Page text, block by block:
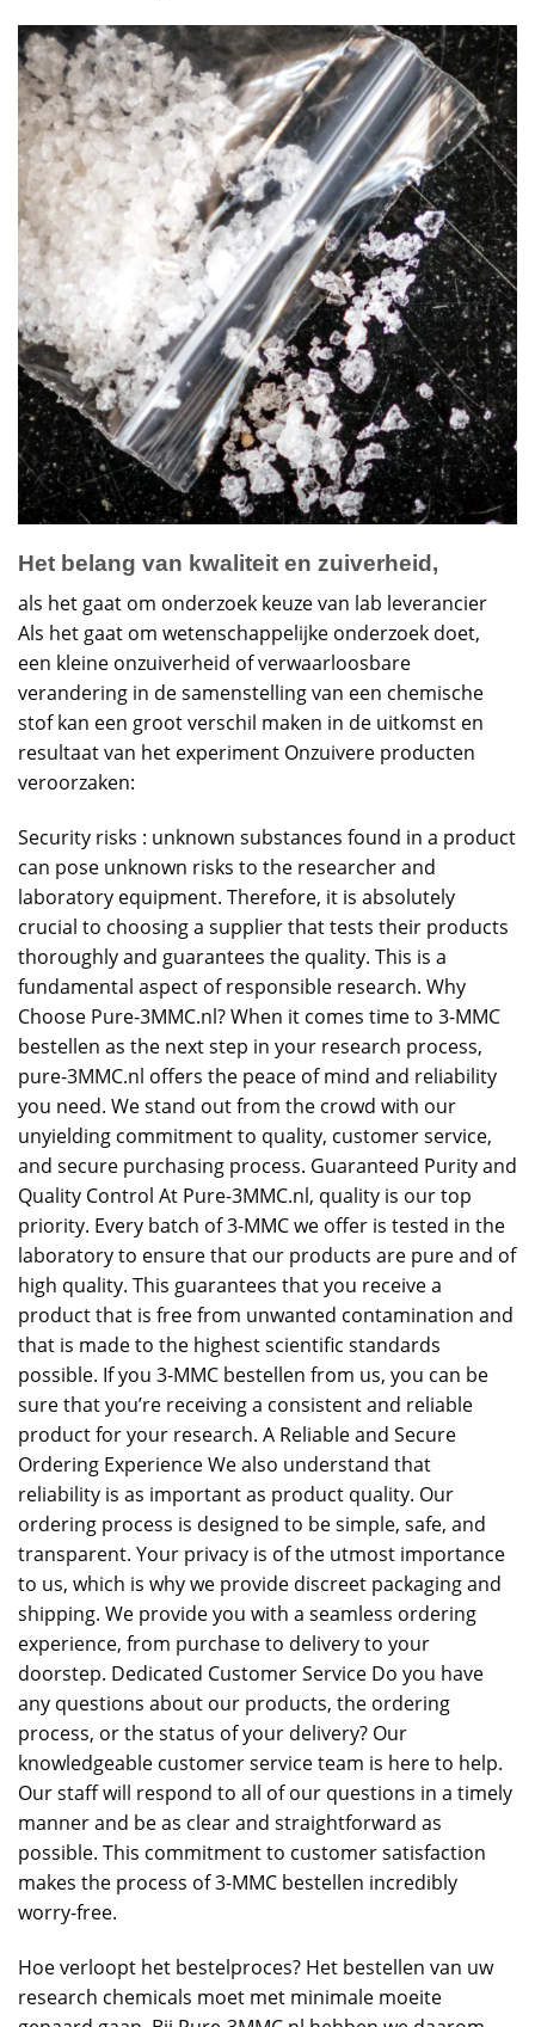
Het belang van kwaliteit en zuiverheid,
als het gaat om onderzoek keuze van lab leverancier
Als het gaat om wetenschappelijke onderzoek doet,
een kleine onzuiverheid of verwaarloosbare
verandering in de samenstelling van een chemische
stof kan een groot verschil maken in de uitkomst en
resultaat van het experiment Onzuivere producten
veroorzaken:
Security risks : unknown substances found in a product
can pose unknown risks to the researcher and
laboratory equipment. Therefore, it is absolutely
crucial to choosing a supplier that tests their products
thoroughly and guarantees the quality. This is a
fundamental aspect of responsible research. Why
Choose Pure-3MMC.nl? When it comes time to 3-MMC
bestellen as the next step in your research process,
pure-3MMC.nl offers the peace of mind and reliability
you need. We stand out from the crowd with our
unyielding commitment to quality, customer service,
and secure purchasing process. Guaranteed Purity and
Quality Control At Pure-3MMC.nl, quality is our top
priority. Every batch of 3-MMC we offer is tested in the
laboratory to ensure that our products are pure and of
high quality. This guarantees that you receive a
product that is free from unwanted contamination and
that is made to the highest scientific standards
possible. If you 3-MMC bestellen from us, you can be
sure that you’re receiving a consistent and reliable
product for your research. A Reliable and Secure
Ordering Experience We also understand that
reliability is as important as product quality. Our
ordering process is designed to be simple, safe, and
transparent. Your privacy is of the utmost importance
to us, which is why we provide discreet packaging and
shipping. We provide you with a seamless ordering
experience, from purchase to delivery to your
doorstep. Dedicated Customer Service Do you have
any questions about our products, the ordering
process, or the status of your delivery? Our
knowledgeable customer service team is here to help.
Our staff will respond to all of our questions in a timely
manner and be as clear and straightforward as
possible. This commitment to customer satisfaction
makes the process of 3-MMC bestellen incredibly
worry-free.
Hoe verloopt het bestelproces? Het bestellen van uw
research chemicals moet met minimale moeite